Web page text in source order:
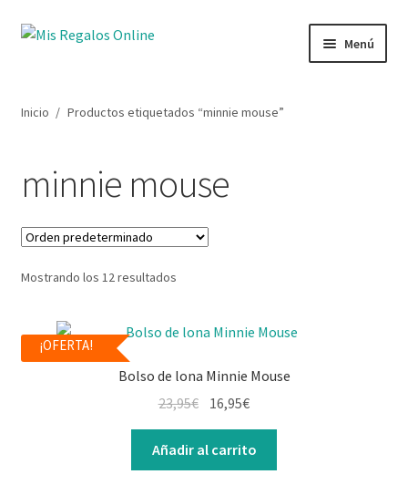
Menú
Secciones
Ofertas
Novedades
Lista de deseos
Inicio / Productos etiquetados “minnie mouse”
minnie mouse
Mostrando los 12 resultados
¡OFERTA!
Bolso de lona Minnie Mouse
23,95€ 16,95€
Añadir al carrito